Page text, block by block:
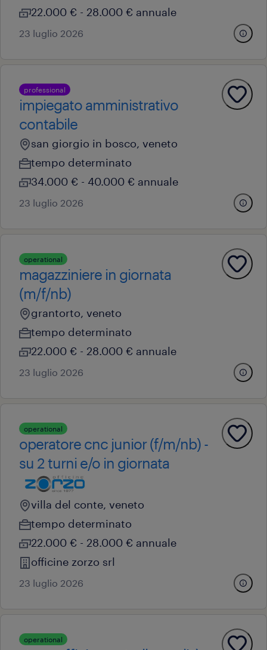
22.000 € - 28.000 € annuale
23 luglio 2026
professional
impiegato amministrativo
contabile
san giorgio in bosco, veneto
tempo determinato
34.000 € - 40.000 € annuale
23 luglio 2026
operational
magazziniere in giornata
(m/f/nb)
grantorto, veneto
tempo determinato
22.000 € - 28.000 € annuale
23 luglio 2026
operational
operatore cnc junior (f/m/nb) -
su 2 turni e/o in giornata
villa del conte, veneto
tempo determinato
22.000 € - 28.000 € annuale
officine zorzo srl
23 luglio 2026
operational